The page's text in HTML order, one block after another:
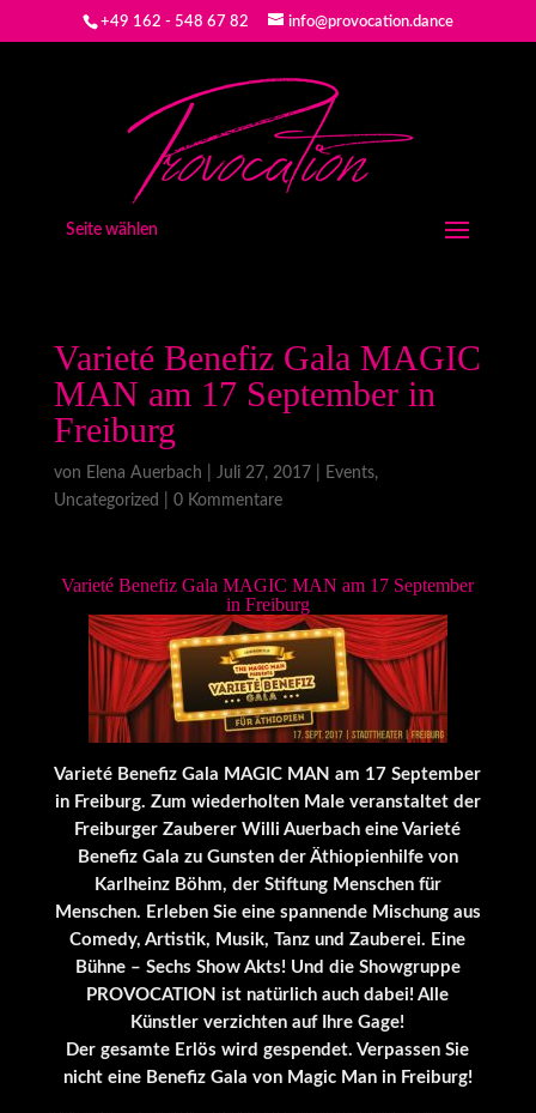
+49 162 - 548 67 82 info@provocation.dance
Seite wählen
Varieté Benefiz Gala MAGIC
MAN am 17 September in
Freiburg
von Elena Auerbach Juli 27, 2017 Events,
Uncategorized
0 Kommentare
Varieté Benefiz Gala MAGIC MAN am 17 September
in Freiburg
Varieté Benefiz Gala MAGIC MAN am 17 September
in Freiburg. Zum wiederholten Male veranstaltet der
Freiburger Zauberer Willi Auerbach eine Varieté
Benefiz Gala zu Gunsten der Äthiopienhilfe von
Karlheinz Böhm, der Stiftung Menschen für
Menschen. Erleben Sie eine spannende Mischung aus
Comedy, Artistik, Musik, Tanz und Zauberei. Eine
Bühne – Sechs Show Akts! Und die Showgruppe
PROVOCATION ist natürlich auch dabei! Alle
Künstler verzichten auf Ihre Gage!
Der gesamte Erlös wird gespendet. Verpassen Sie
nicht eine Benefiz Gala von Magic Man in Freiburg!